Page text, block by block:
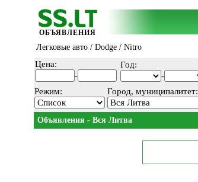
ОБЪЯВЛЕНИЯ
Легковые авто / Dodge / Nitro
Цена:
-
Год:
-
Режим: Город, муниципалитет:
Объявления - Вся Литва